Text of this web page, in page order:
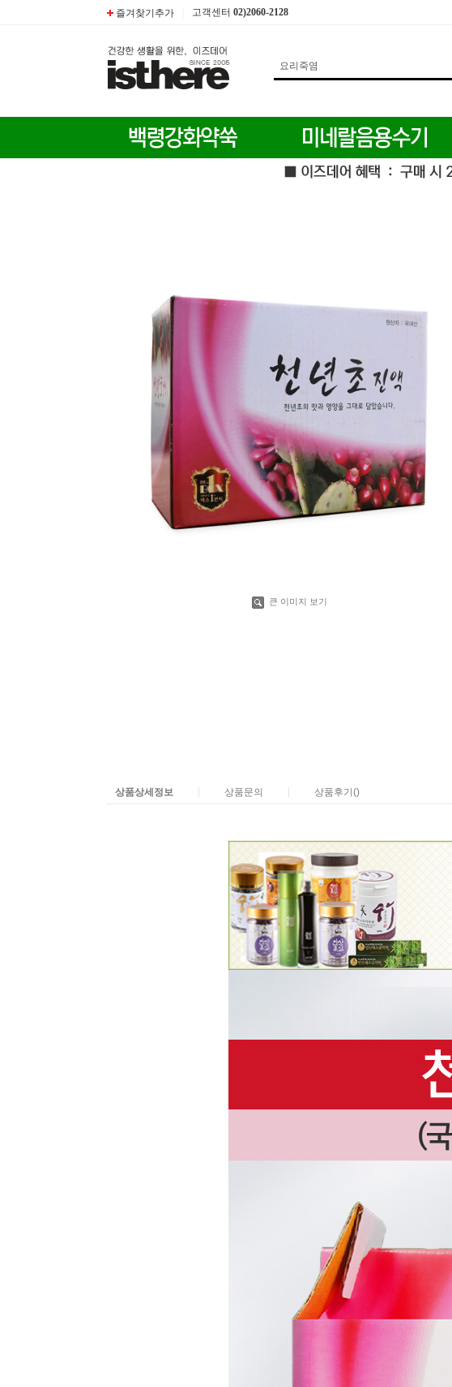
즐겨찾기추가 고객센터 02)2060-2128
큰 이미지 보기
상품상세정보 상품문의 상품후기()